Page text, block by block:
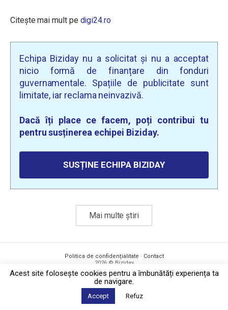
Citește mai mult pe digi24.ro
Echipa Biziday nu a solicitat și nu a acceptat
nicio formă de finanțare din fonduri
guvernamentale. Spațiile de publicitate sunt
limitate, iar reclama neinvazivă.
Dacă îți place ce facem, poți contribui tu
pentru susținerea echipei Biziday.
SUSȚINE ECHIPA BIZIDAY
Mai multe știri
Politica de confidențialitate · Contact
2026 © Biziday
Acest site foloseşte cookies pentru a îmbunătăți experiența ta
de navigare.
Accept Refuz